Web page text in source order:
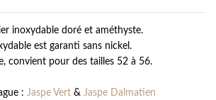
inoxydable doré et améthyste.
est garanti sans nickel.
convient pour des tailles 52 à 56.
: Jaspe Vert & Jaspe Dalmatien